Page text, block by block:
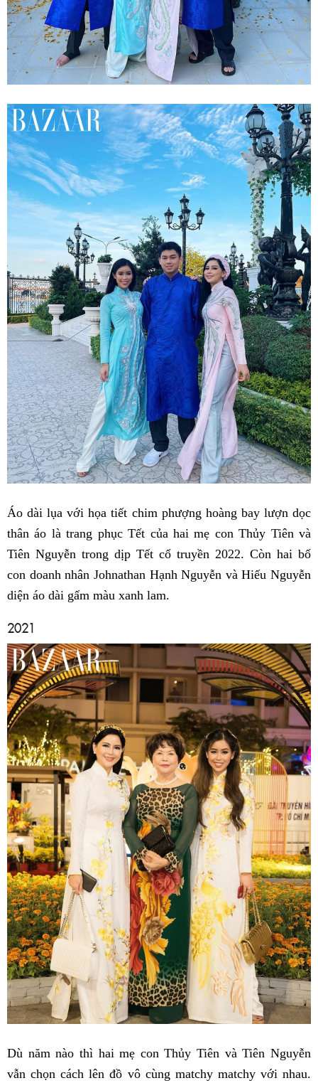
Áo dài lụa với họa tiết chim phượng hoàng bay lượn dọc
thân áo là trang phục Tết của hai mẹ con Thủy Tiên và
Tiên Nguyễn trong dịp Tết cổ truyền 2022. Còn hai bố
con doanh nhân Johnathan Hạnh Nguyễn và Hiếu Nguyễn
diện áo dài gấm màu xanh lam.
2021
Dù năm nào thì hai mẹ con Thủy Tiên và Tiên Nguyễn
vẫn chọn cách lên đồ vô cùng matchy matchy với nhau.